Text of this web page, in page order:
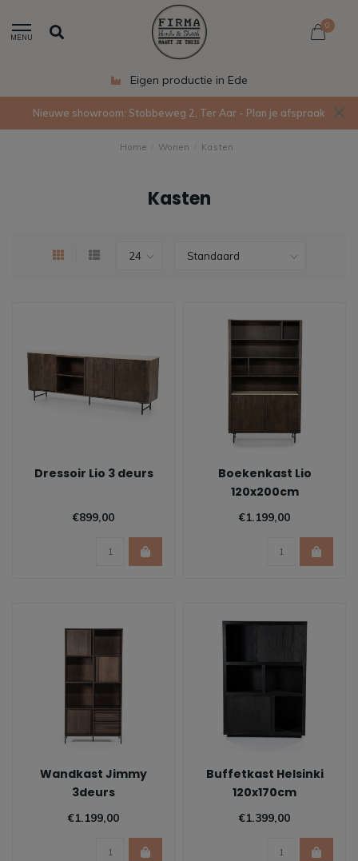
MENU
0
Eigen productie in Ede
Nieuwe showroom: Stobbeweg 2, Ter Aar - Plan je afspraak
Home Wonen Kasten
Kasten
Dressoir Lio 3 deurs
€899,00
Boekenkast Lio
120x200cm
€1.199,00
Wandkast Jimmy
3deurs
€1.199,00
Buffetkast Helsinki
120x170cm
€1.399,00